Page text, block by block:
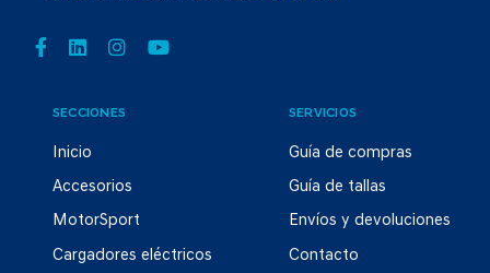
SECCIONES
Inicio
Accesorios
MotorSport
Cargadores eléctricos
SERVICIOS
Guía de compras
Guía de tallas
Envíos y devoluciones
Contacto